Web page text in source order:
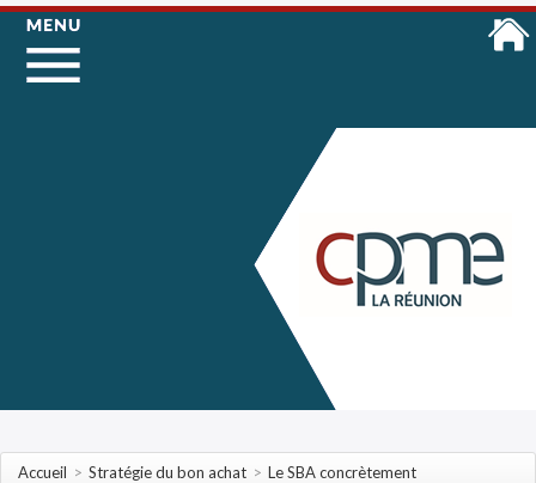
Accueil > Stratégie du bon achat > Le SBA concrètement